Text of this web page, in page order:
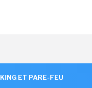
ET PARE-FEU